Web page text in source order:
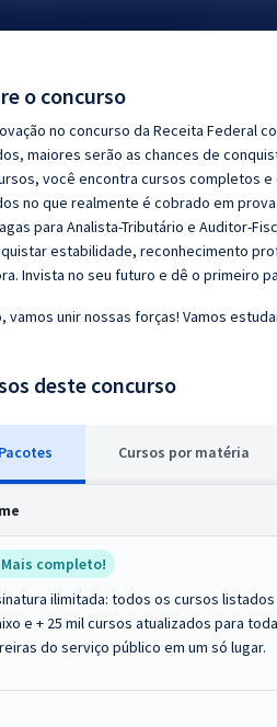
o concurso
no concurso da Receita Federal
maiores serão as chances de
você encontra cursos completos
no que realmente é cobrado em
para Analista-Tributário e Auditor-
estabilidade, reconhecimento
Invista no seu futuro e dê o primeiro
vamos unir nossas forças! Vamos
deste concurso
Pacotes Cursos por matéria
Mais completo!
ilimitada: todos os cursos listados
e + 25 mil cursos atualizados para
do serviço público em um só lugar.